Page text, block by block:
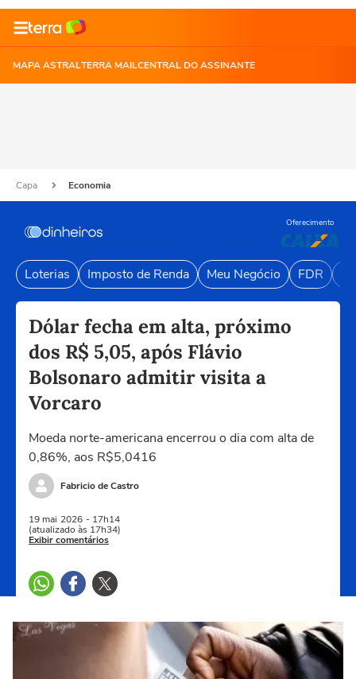
MAPA ASTRALTERRA MAILCENTRAL DO ASSINANTE
Capa Economia
Oferecimento
Loterias Imposto de Renda Meu Negócio FDR
Dólar fecha em alta, próximo
dos R$ 5,05, após Flávio
Bolsonaro admitir visita a
Vorcaro
Moeda norte-americana encerrou o dia com alta de
0,86%, aos R$5,0416
Fabricio de Castro
19 mai 2026 - 17h14
(atualizado às 17h34)
Exibir comentários